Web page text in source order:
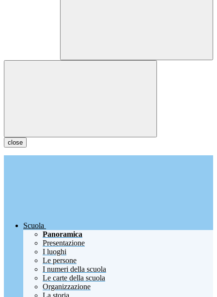
close
Scuola
Panoramica
Presentazione
I luoghi
Le persone
I numeri della scuola
Le carte della scuola
Organizzazione